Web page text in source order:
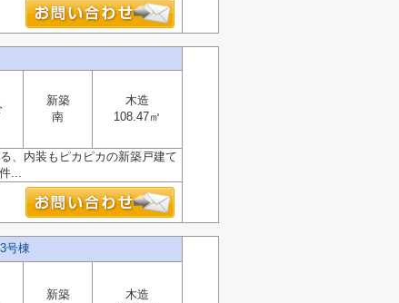
新築
南
木造
108.47㎡
、内装もピカピカの新築戸建て
...
号棟
新築
木造